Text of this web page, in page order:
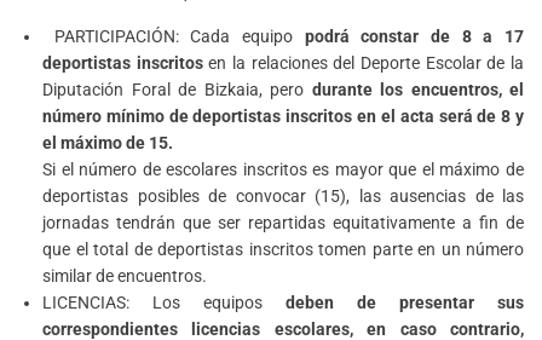
PARTICIPACIÓN: Cada equipo podrá constar de 8 a 17
deportistas inscritosen la relaciones del Deporte Escolar de la
Diputación Foral de Bizkaia, pero durante los encuentros, el
número mínimo de deportistas inscritos en el acta será de 8 y
el máximo de 15.
Si el número de escolares inscritos es mayor que el máximo de
deportistas posibles de convocar (15), las ausencias de las
jornadas tendrán que ser repartidas equitativamente a fin de
que el total de deportistas inscritos tomen parte en un número
similar de encuentros.
LICENCIAS: Los equipos deben de presentar sus
correspondientes licencias escolares, en caso contrario,